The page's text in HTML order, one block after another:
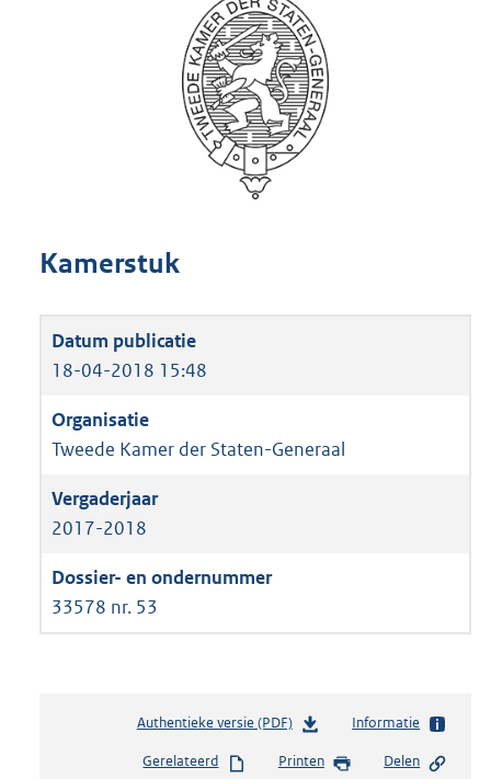
Kamerstuk
18-04-2018 15:48
Tweede Kamer der Staten-Generaal
2017-2018
33578 nr. 53
Authentieke versie (PDF)b
s
Informatie
Gerelateerd Printen Delen